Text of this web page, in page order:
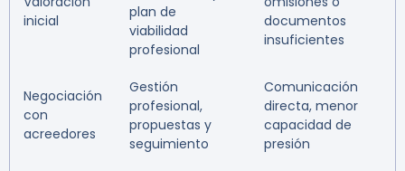
inicial
plan de
viabilidad
profesional
documentos
insuficientes
Negociación
con
acreedores
Gestión
profesional,
propuestas y
seguimiento
Comunicación
directa, menor
capacidad de
presión